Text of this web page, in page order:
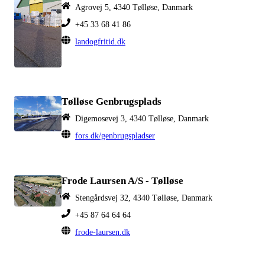
Agrovej 5, 4340 Tølløse, Danmark
+45 33 68 41 86
landogfritid.dk
Tølløse Genbrugsplads
Digemosevej 3, 4340 Tølløse, Danmark
fors.dk/genbrugspladser
Frode Laursen A/S - Tølløse
Stengårdsvej 32, 4340 Tølløse, Danmark
+45 87 64 64 64
frode-laursen.dk